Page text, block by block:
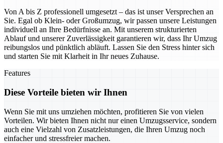
Von A bis Z professionell umgesetzt – das ist unser Versprechen an
Sie. Egal ob Klein- oder Großumzug, wir passen unsere Leistungen
individuell an Ihre Bedürfnisse an. Mit unserem strukturierten
Ablauf und unserer Zuverlässigkeit garantieren wir, dass Ihr Umzug
reibungslos und pünktlich abläuft. Lassen Sie den Stress hinter sich
und starten Sie mit Klarheit in Ihr neues Zuhause.
Features
Diese Vorteile bieten wir Ihnen
Wenn Sie mit uns umziehen möchten, profitieren Sie von vielen
Vorteilen. Wir bieten Ihnen nicht nur einen Umzugsservice, sondern
auch eine Vielzahl von Zusatzleistungen, die Ihren Umzug noch
einfacher und stressfreier machen.